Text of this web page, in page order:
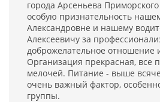
города Арсеньева
особую признательность
Александровне и нашему
Алексеевичу за
доброжелательное отношение
Организация прекрасная, все
мелочей. Питание - выше
очень важный фактор,
группы.